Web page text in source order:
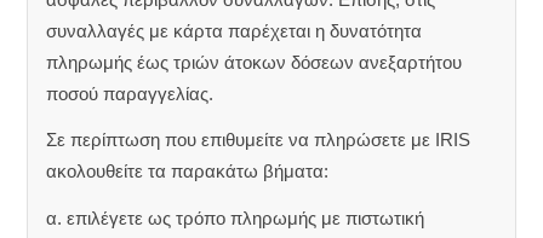
συναλλαγές με κάρτα παρέχεται η δυνατότητα
πληρωμής έως τριών άτοκων δόσεων ανεξαρτήτου
ποσού παραγγελίας.
Σε περίπτωση που επιθυμείτε να πληρώσετε με IRIS
ακολουθείτε τα παρακάτω βήματα:
α. επιλέγετε ως τρόπο πληρωμής με πιστωτική